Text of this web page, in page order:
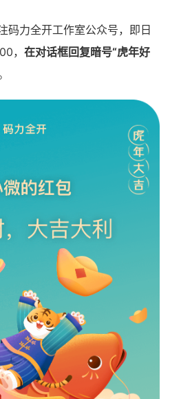
码力全开工作室公众号，即日
， 在对话框回复暗号“虎年好